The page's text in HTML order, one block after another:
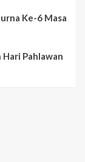
Ke-6 Masa
Hari Pahlawan